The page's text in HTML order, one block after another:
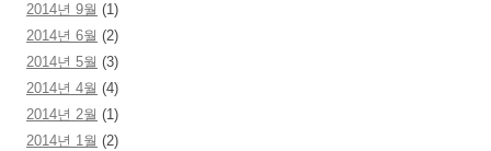
2014년 9월 (1)
2014년 6월 (2)
2014년 5월 (3)
2014년 4월 (4)
2014년 2월 (1)
2014년 1월 (2)